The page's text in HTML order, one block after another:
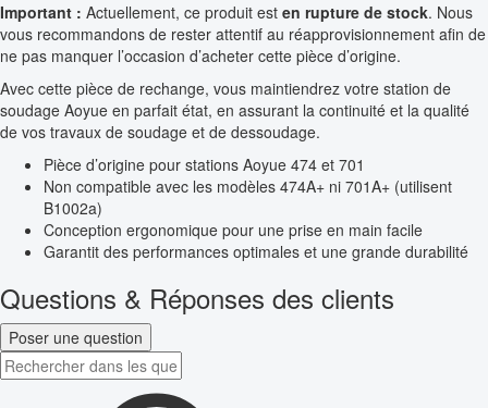
Important : Actuellement, ce produit est en rupture de stock. Nous
vous recommandons de rester attentif au réapprovisionnement afin de
ne pas manquer l’occasion d’acheter cette pièce d’origine.
Avec cette pièce de rechange, vous maintiendrez votre station de
soudage Aoyue en parfait état, en assurant la continuité et la qualité
de vos travaux de soudage et de dessoudage.
Pièce d’origine pour stations Aoyue 474 et 701
Non compatible avec les modèles 474A+ ni 701A+ (utilisent
B1002a)
Conception ergonomique pour une prise en main facile
Garantit des performances optimales et une grande durabilité
Questions & Réponses des clients
Poser une question